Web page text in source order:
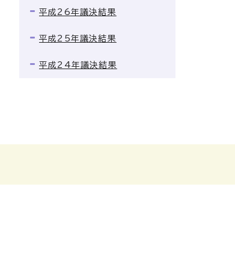
平成26年議決結果
平成25年議決結果
平成24年議決結果